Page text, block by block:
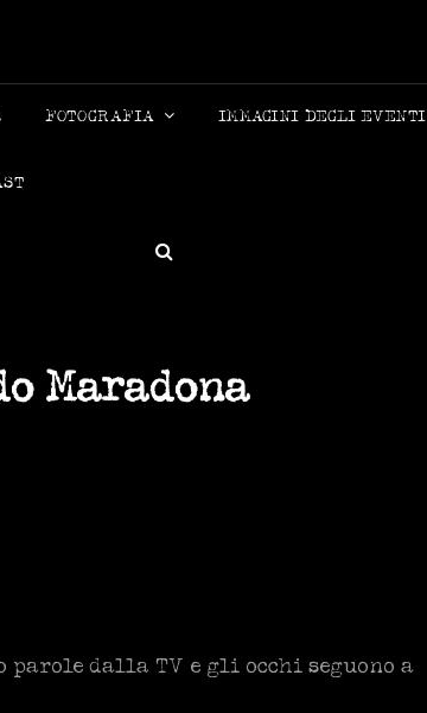
FOTOGRAFIA IMMAGINI DEGLI EVENTI
SEARCH
Maradona
parole dalla TV e gli occhi seguono a